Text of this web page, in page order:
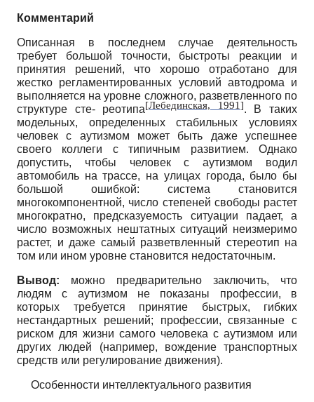
Комментарий
Описанная в последнем случае деятельность
требует большой точности, быстроты реакции и
принятия решений, что хорошо отработано для
жестко регламентированных условий автодрома и
выполняется на уровне сложного, разветвленного по
структуре сте- реотипа[Лебединская, 1991]. В таких
модельных, определенных стабильных условиях
человек с аутизмом может быть даже успешнее
своего коллеги с типичным развитием. Однако
допустить, чтобы человек с аутизмом водил
автомобиль на трассе, на улицах города, было бы
большой ошибкой: система становится
многокомпонентной, число степеней свободы растет
многократно, предсказуемость ситуации падает, а
число возможных нештатных ситуаций неизмеримо
растет, и даже самый разветвленный стереотип на
том или ином уровне становится недостаточным.
Вывод: можно предварительно заключить, что
людям с аутизмом не показаны профессии, в
которых требуется принятие быстрых, гибких
нестандартных решений; профессии, связанные с
риском для жизни самого человека с аутизмом или
других людей (например, вождение транспортных
средств или регулирование движения).
Особенности интеллектуального развития